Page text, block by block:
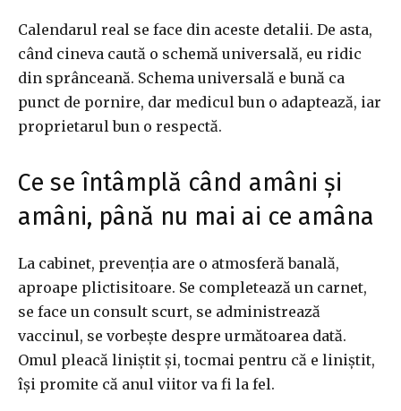
Calendarul real se face din aceste detalii. De asta,
când cineva caută o schemă universală, eu ridic
din sprânceană. Schema universală e bună ca
punct de pornire, dar medicul bun o adaptează, iar
proprietarul bun o respectă.
Ce se întâmplă când amâni și
amâni, până nu mai ai ce amâna
La cabinet, prevenția are o atmosferă banală,
aproape plictisitoare. Se completează un carnet,
se face un consult scurt, se administrează
vaccinul, se vorbește despre următoarea dată.
Omul pleacă liniștit și, tocmai pentru că e liniștit,
își promite că anul viitor va fi la fel.